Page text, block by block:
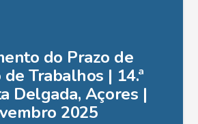
do Prazo de
Trabalhos | 14.ª
Delgada, Açores |
2025